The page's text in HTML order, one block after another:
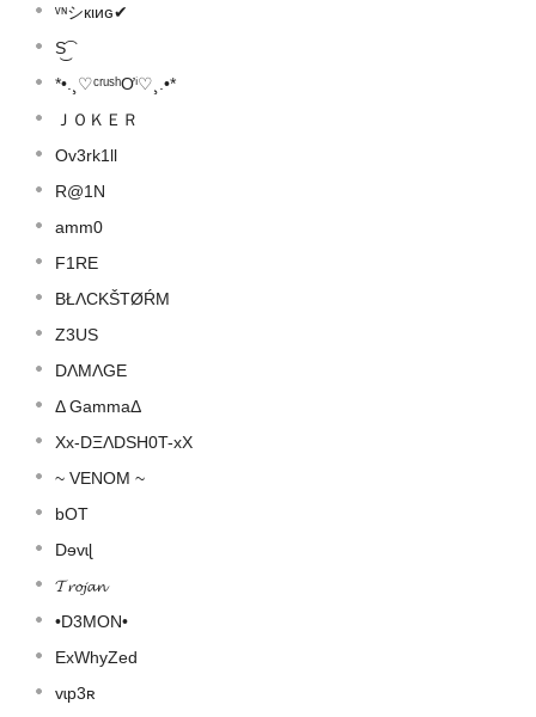
ᵛᶰシкιиɢ✔
S͜͡
*•.¸♡ᶜʳᵘˢʰƠⁱ♡¸.•*
ＪＯＫＥＲ
Ov3rk1ll
R@1N
amm0
F1RE
BŁΛCKŠTØŔM
Z3US
DΛMΛGE
Δ GammaΔ
Xx-DΞΛDSH0T-xX
~ VENOM ~
bOT
Dɘvɩɭ
𝓣𝓻𝓸𝓳𝓪𝓷
•D3MON•
ExWhyZed
vɩp3ʀ